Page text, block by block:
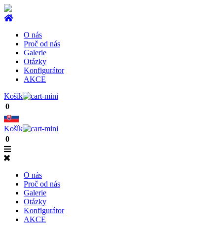
O nás
Proč od nás
Galerie
Otázky
Konfigurátor
AKCE
Košík
0
Košík
0
O nás
Proč od nás
Galerie
Otázky
Konfigurátor
AKCE